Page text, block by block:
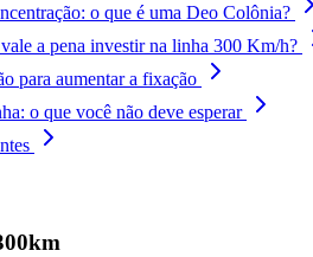
o que é uma Deo Colônia?
a pena investir na linha 300 Km/h?
para aumentar a fixação
o que você não deve esperar